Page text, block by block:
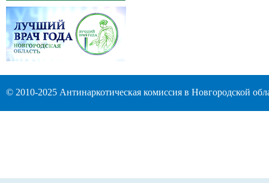
© 2010-2025 Антинаркотическая комиссия в Новгородской